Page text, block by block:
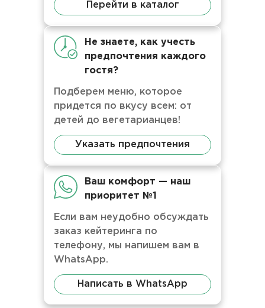
Перейти в каталог
Не знаете, как учесть
предпочтения каждого
гостя?
Подберем меню, которое
придется по вкусу всем: от
детей до вегетарианцев!
Указать предпочтения
Ваш комфорт — наш
приоритет №1
Если вам неудобно обсуждать
заказ кейтеринга по
телефону, мы напишем вам в
WhatsApp.
Написать в WhatsApp